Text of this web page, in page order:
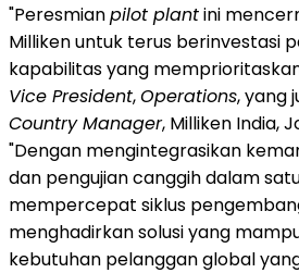
"Peresmianpilot plantini
Milliken untuk terus berinvestasi
kapabilitas yang
Vice President,Operations, yang
Country Manager, Milliken India,
"Dengan mengintegrasikan
dan pengujian canggih dalam
mempercepat siklus
menghadirkan solusi yang
kebutuhan pelanggan global